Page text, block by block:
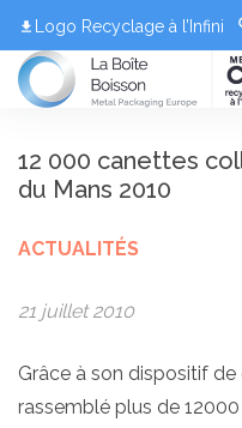
Logo Recyclage à l’Infini
12 000 canettes
du Mans 2010
ACTUALITÉS
21 juillet 2010
Grâce à son dispositif
rassemblé plus de